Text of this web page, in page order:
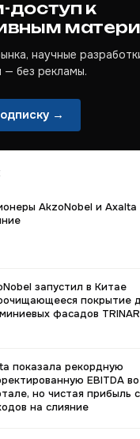
к
научные
без рекламы.
→
AkzoNobel и
запустил в Китае
покрытие
фасадов
показала рекордную
EBITDA
но чистая прибыль
на слияние